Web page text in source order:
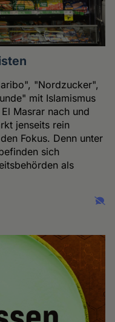
"Nordzucker",
mit Islamismus
Masrar nach und
jenseits rein
Fokus. Denn unter
sich
als